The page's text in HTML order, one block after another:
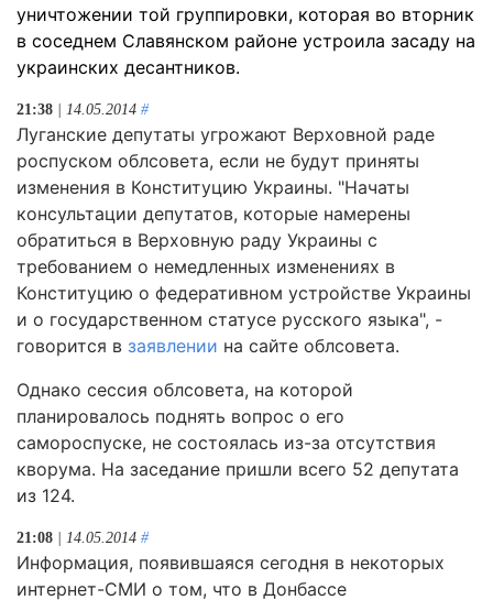
уничтожении той группировки, которая во вторник
в соседнем Славянском районе устроила засаду на
украинских десантников.
21:38 | 14.05.2014 #
Луганские депутаты угрожают Верховной раде
роспуском облсовета, если не будут приняты
изменения в Конституцию Украины. "Начаты
консультации депутатов, которые намерены
обратиться в Верховную раду Украины с
требованием о немедленных изменениях в
Конституцию о федеративном устройстве Украины
и о государственном статусе русского языка", -
говорится в заявлении на сайте облсовета.
Однако сессия облсовета, на которой
планировалось поднять вопрос о его
самороспуске, не состоялась из-за отсутствия
кворума. На заседание пришли всего 52 депутата
из 124.
21:08 | 14.05.2014 #
Информация, появившаяся сегодня в некоторых
интернет-СМИ о том, что в Донбассе